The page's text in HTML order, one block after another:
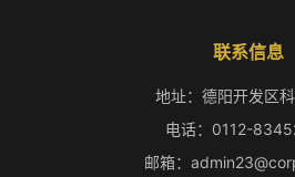
联系信息
地址：德阳开发区
电话：0112-
邮箱：